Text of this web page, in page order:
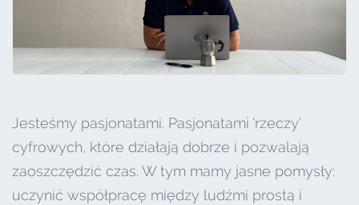
Jesteśmy pasjonatami. Pasjonatami 'rzeczy'
cyfrowych, które działają dobrze i pozwalają
zaoszczędzić czas. W tym mamy jasne pomysły:
uczynić współpracę między ludźmi prostą i